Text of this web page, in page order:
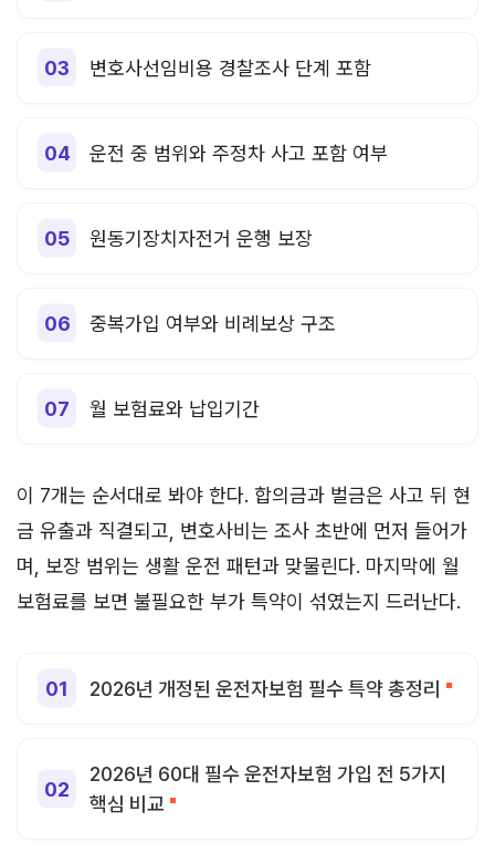
변호사선임비용 경찰조사 단계 포함
운전 중 범위와 주정차 사고 포함 여부
원동기장치자전거 운행 보장
중복가입 여부와 비례보상 구조
월 보험료와 납입기간
이 7개는 순서대로 봐야 한다. 합의금과 벌금은 사고 뒤 현
금 유출과 직결되고, 변호사비는 조사 초반에 먼저 들어가
며, 보장 범위는 생활 운전 패턴과 맞물린다. 마지막에 월
보험료를 보면 불필요한 부가 특약이 섞였는지 드러난다.
2026년 개정된 운전자보험 필수 특약 총정리
2026년 60대 필수 운전자보험 가입 전 5가지
핵심 비교